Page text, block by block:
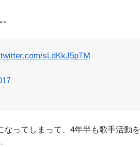
sLdKkJ5pTM
ってしまって、4年半も歌手活動